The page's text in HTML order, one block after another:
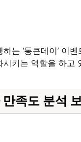
는 ‘통큰데이’
키는 역할을 하고
족도 분석